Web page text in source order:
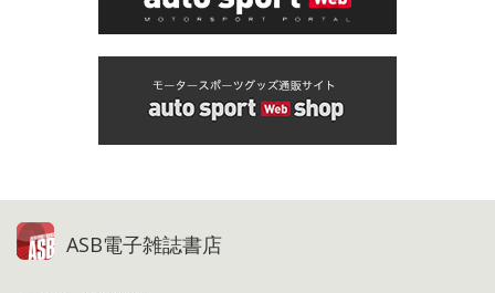
ASB電子雑誌書店